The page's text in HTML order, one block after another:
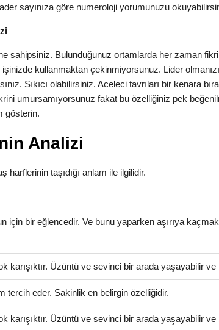
sayınıza göre numeroloji yorumunuzu
sahipsiniz. Bulunduğunuz ortamlarda her zaman fikri
işinizde kullanmaktan çekinmiyorsunuz. Lider
Sıkıcı olabilirsiniz. Aceleci tavrıları bir kenara
umursamıyorsunuz fakat bu özelliğiniz pek
gösterin.
Analizi
harflerinin taşıdığı anlam ile ilgilidir.
için bir eğlencedir. Ve bunu yaparken aşırıya
karışıktır. Üzüntü ve sevinci bir arada yaşayabilir
tercih eder. Sakinlik en belirgin özelliğidir.
karışıktır. Üzüntü ve sevinci bir arada yaşayabilir